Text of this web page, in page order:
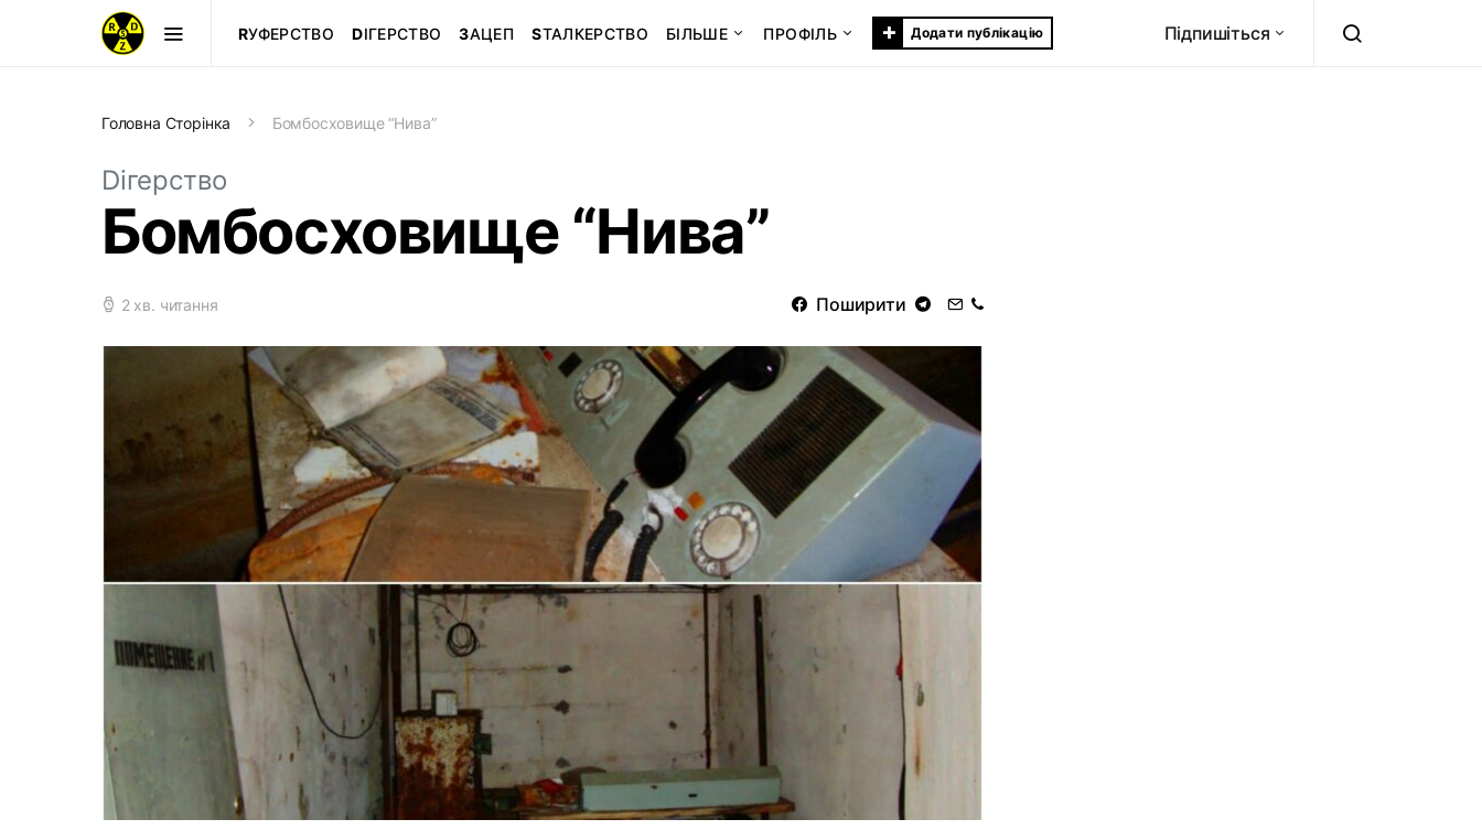
RУФЕРСТВО DІГЕРСТВО ЗАЦЕП SТАЛКЕРСТВО БІЛЬШЕ ПРОФІЛЬ + Додати публікацію Підпишіться
Головна Сторінка Бомбосховище “Нива”
Dігерство
Бомбосховище “Нива”
2 хв. читання Поширити